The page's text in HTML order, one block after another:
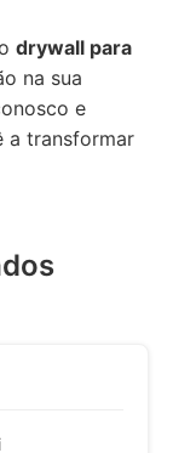
drywall para
na sua
e
a transformar